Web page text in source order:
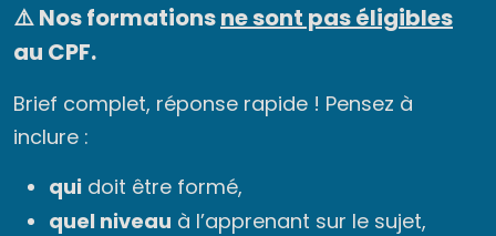
⚠️ Nos formationsne sont pas éligibles
au CPF.
Brief complet, réponse rapide ! Pensez à
inclure :
qui doit être formé,
quel niveau à l’apprenant sur le sujet,